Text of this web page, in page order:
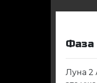
Фаза
Луна 2